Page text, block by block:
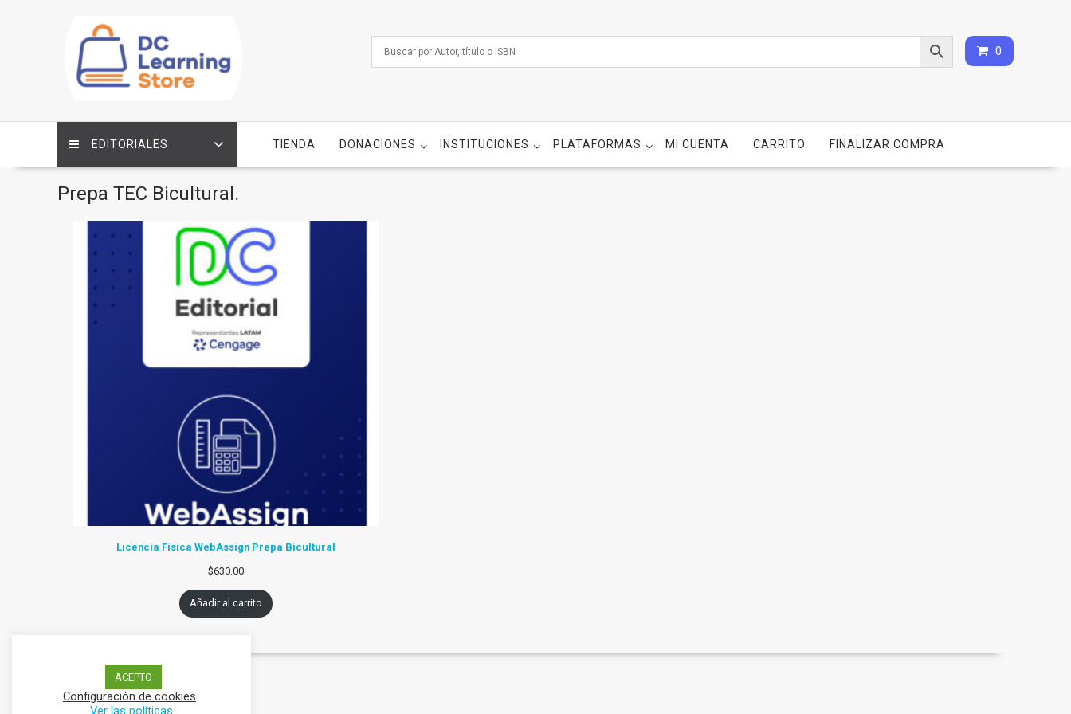
0
EDITORIALES TIENDA DONACIONES INSTITUCIONES PLATAFORMAS MI CUENTA CARRITO FINALIZAR COMPRA
Prepa TEC Bicultural.
Licencia Física WebAssign Prepa Bicultural
$630.00
Añadir al carrito
ACEPTO
Configuración de cookies
Ver las políticas